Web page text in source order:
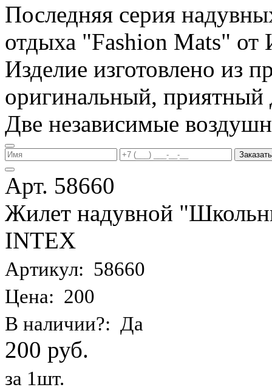
Последняя серия
отдыха "Fashion Mats"
Изделие изготовлено из
оригинальный, приятный
Две независимые
Заказать
Арт. 58660
Жилет надувной
INTEX
Артикул: 58660
Цена: 200
В наличии?: Да
200 руб.
за 1шт.